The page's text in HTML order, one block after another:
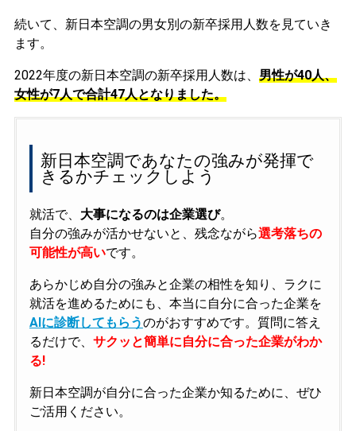
続いて、新日本空調の男女別の新卒採用人数を見ていき
ます。
2022年度の新日本空調の新卒採用人数は、 男性が40人、
女性が7人で合計47人となりました。
新日本空調であなたの強みが発揮で
きるかチェックしよう
就活で、 大事になるのは企業選び。
自分の強みが活かせないと、残念ながら選考落ちの
可能性が高いです。
あらかじめ自分の強みと企業の相性を知り、ラクに
就活を進めるためにも、本当に自分に合った企業を
AIに診断してもらうのがおすすめです。質問に答え
るだけで、 サクッと簡単に自分に合った企業がわか
る!
新日本空調が自分に合った企業か知るために、ぜひ
ご活用ください。